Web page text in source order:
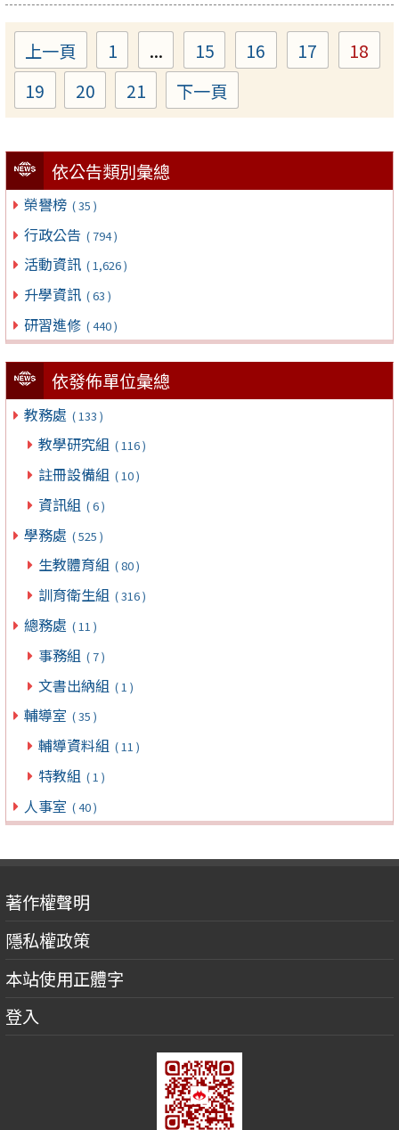
依公告類別彙總
榮譽榜 ( 35 )
行政公告 ( 794 )
活動資訊 ( 1,626 )
升學資訊 ( 63 )
研習進修 ( 440 )
依發佈單位彙總
教務處 ( 133 )
教學研究組 ( 116 )
註冊設備組 ( 10 )
資訊組 ( 6 )
學務處 ( 525 )
生教體育組 ( 80 )
訓育衛生組 ( 316 )
總務處 ( 11 )
事務組 ( 7 )
文書出納組 ( 1 )
輔導室 ( 35 )
輔導資料組 ( 11 )
特教組 ( 1 )
人事室 ( 40 )
上一頁 Page
1 ... Page
15 Page
16 Page
17 Page
18
Page
19 Page
20 Page
21 下一頁
著作權聲明
隱私權政策
本站使用正體字
登入